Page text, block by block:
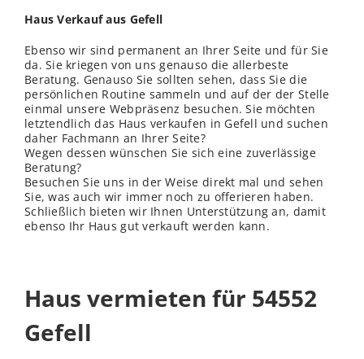
Haus Verkauf aus Gefell
Ebenso wir sind permanent an Ihrer Seite und für Sie
da. Sie kriegen von uns genauso die allerbeste
Beratung. Genauso Sie sollten sehen, dass Sie die
persönlichen Routine sammeln und auf der der Stelle
einmal unsere Webpräsenz besuchen. Sie möchten
letztendlich das Haus verkaufen in Gefell und suchen
daher Fachmann an Ihrer Seite?
Wegen dessen wünschen Sie sich eine zuverlässige
Beratung?
Besuchen Sie uns in der Weise direkt mal und sehen
Sie, was auch wir immer noch zu offerieren haben.
Schließlich bieten wir Ihnen Unterstützung an, damit
ebenso Ihr Haus gut verkauft werden kann.
Haus vermieten für 54552
Gefell